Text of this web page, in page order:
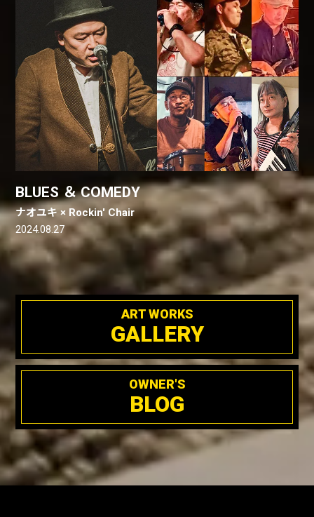
BLUES ＆ COMEDY
ナオユキ × Rockin' Chair
2024.08.27
ART WORKS
GALLERY
OWNER'S
BLOG